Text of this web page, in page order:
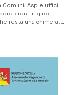
Comuni, Asp e uffici
presi in giro:
resta una chimera.